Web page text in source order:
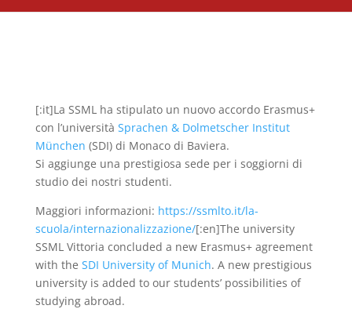
[:it]La SSML ha stipulato un nuovo accordo Erasmus+
con l’università Sprachen & Dolmetscher Institut
München (SDI) di Monaco di Baviera.
Si aggiunge una prestigiosa sede per i soggiorni di
studio dei nostri studenti.
Maggiori informazioni: https://ssmlto.it/la-
scuola/internazionalizzazione/[:en]The university
SSML Vittoria concluded a new Erasmus+ agreement
with the SDI University of Munich. A new prestigious
university is added to our students’ possibilities of
studying abroad.